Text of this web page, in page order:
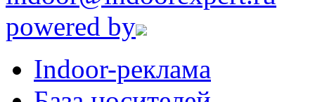
powered by
Indoor-реклама